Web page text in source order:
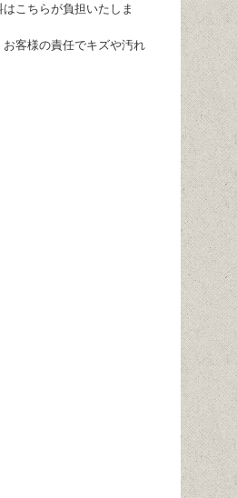
こちらが負担いたしま
客様の責任でキズや汚れ